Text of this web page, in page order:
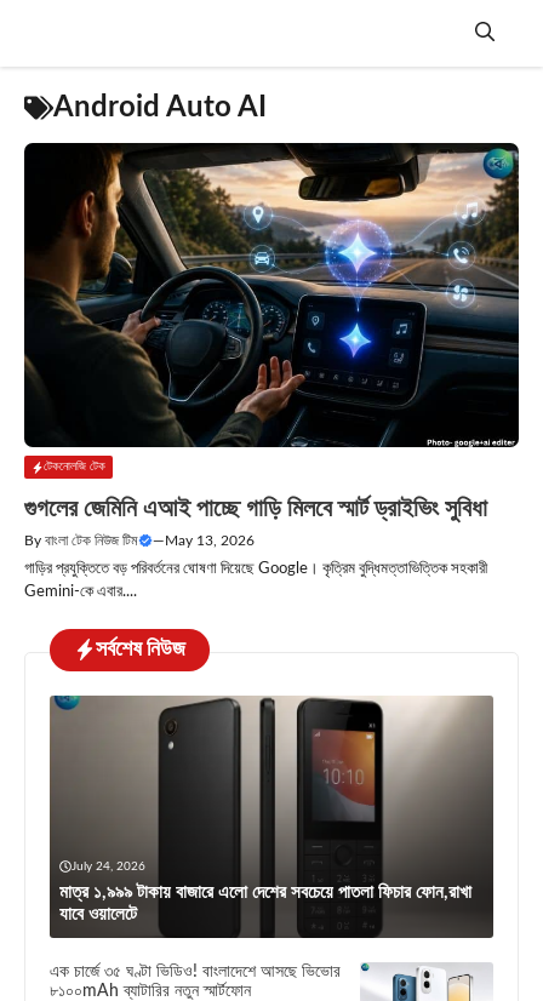
Menu
Android Auto AI
টেকনোলজি টেক
গুগলের জেমিনি এআই পাচ্ছে গাড়ি মিলবে স্মার্ট ড্রাইভিং সুবিধা
By বাংলা টেক নিউজ টিম —May 13, 2026
গাড়ির প্রযুক্তিতে বড় পরিবর্তনের ঘোষণা দিয়েছে Google। কৃত্রিম বুদ্ধিমত্তাভিত্তিক সহকারী
Gemini-কে এবার....
সর্বশেষ নিউজ
July 24, 2026
মাত্র ১,৯৯৯ টাকায় বাজারে এলো দেশের সবচেয়ে পাতলা ফিচার ফোন,রাখা
যাবে ওয়ালেটে
এক চার্জে ৩৫ ঘণ্টা ভিডিও! বাংলাদেশে আসছে ভিভোর
৮১০০mAh ব্যাটারির নতুন স্মার্টফোন